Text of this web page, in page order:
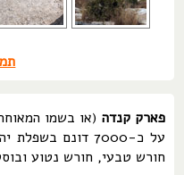
פארק קנדה (או בשמו
על כ-7000 דונם בשפלת יהודה, ליד
חורש טבעי, חורש נטוע